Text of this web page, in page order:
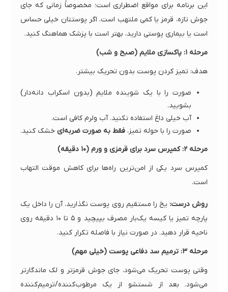
این برنامه برای مواقع اضطراری است؛ مخصوصاً زمانی که جای
جوش تازه، قرمز یا کمی ملتهب است. اگر پوستتان خیلی حساس
است یا بیماری پوستی دارید، بهتر است با پزشک هماهنگ کنید.
مرحله ۱: پاکسازی ملایم (صبح و شب)
هدف: تمیز کردن پوست بدون تحریک بیشتر.
صورت را با یک شوینده ملایم (بدون اسکراب دانه‌دار)
بشویید.
آب خیلی داغ استفاده نکنید. آب ولرم کافی است.
صورت را با حوله تمیز، فقط به صورت ضربه‌ای خشک کنید.
مرحله ۲: کمپرس سرد برای قرمزی و ورم (۱۰ دقیقه)
کمپرس سرد یکی از امن‌ترین راه‌ها برای کاهش موقت التهاب
است.
روش درست: یخ را مستقیم روی پوست نگذارید. آن را داخل یک
پارچه تمیز یا کیسه یک‌بار مصرف بپیچید و ۵ تا ۱۰ دقیقه روی
ناحیه قرار دهید. در صورت نیاز با فاصله تکرار کنید.
مرحله ۳: ترمیم سد دفاعی پوست (خیلی مهم)
وقتی پوست تحریک می‌شود، جای جوش قرمزتر و لک ماندگارتر
می‌شود. بعد از شستشو از یک مرطوب‌کننده/ترمیم‌کننده